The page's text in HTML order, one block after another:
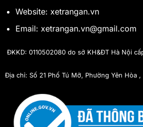
Website: xetrangan.vn
Email: xetrangan.vn@gmail.com
ĐKKD: 0110502080 do sở KH&ĐT Hà Nội
Địa chỉ: Số 21 Phố Tú Mỡ, Phường Yên Hòa